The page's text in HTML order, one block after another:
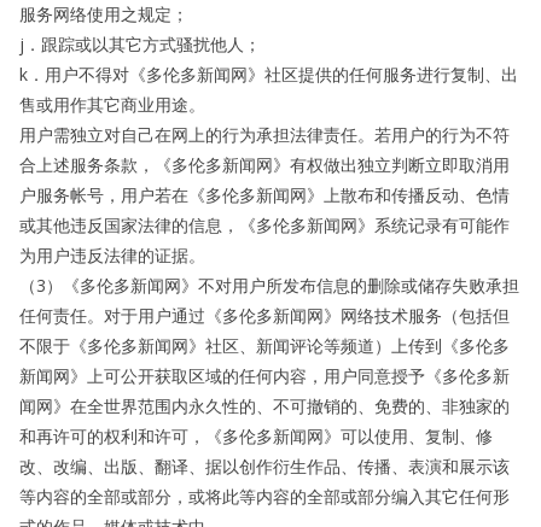
服务网络使用之规定；
j．跟踪或以其它方式骚扰他人；
k．用户不得对《多伦多新闻网》社区提供的任何服务进行复制、出
售或用作其它商业用途。
用户需独立对自己在网上的行为承担法律责任。若用户的行为不符
合上述服务条款，《多伦多新闻网》有权做出独立判断立即取消用
户服务帐号，用户若在《多伦多新闻网》上散布和传播反动、色情
或其他违反国家法律的信息，《多伦多新闻网》系统记录有可能作
为用户违反法律的证据。
（3）《多伦多新闻网》不对用户所发布信息的删除或储存失败承担
任何责任。对于用户通过《多伦多新闻网》网络技术服务（包括但
不限于《多伦多新闻网》社区、新闻评论等频道）上传到《多伦多
新闻网》上可公开获取区域的任何内容，用户同意授予《多伦多新
闻网》在全世界范围内永久性的、不可撤销的、免费的、非独家的
和再许可的权利和许可，《多伦多新闻网》可以使用、复制、修
改、改编、出版、翻译、据以创作衍生作品、传播、表演和展示该
等内容的全部或部分，或将此等内容的全部或部分编入其它任何形